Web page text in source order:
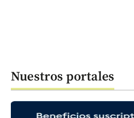
Nuestros portales